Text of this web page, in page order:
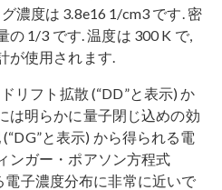
濃度は 3.8e16 1/cm3 です. 密
1/3 です. 温度は 300 K で,
が使用されます.
リフト拡散 (“DD”と表示) か
は明らかに量子閉じ込めの効
と表示) から得られる電
ンガー・ポアソン方程式
電子濃度分布に非常に近いで